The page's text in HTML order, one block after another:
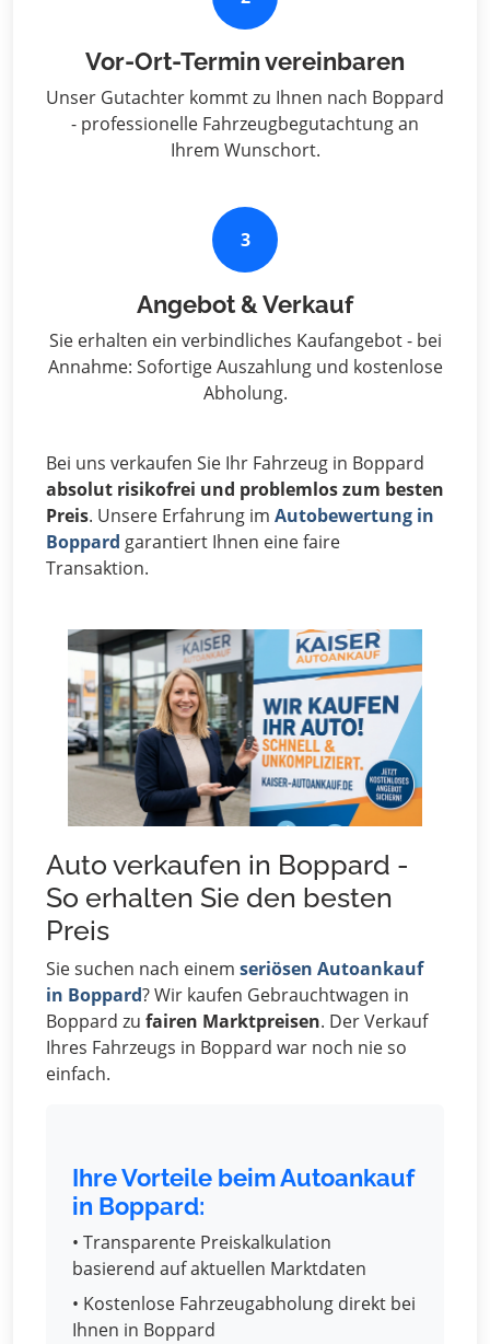
Vor-Ort-Termin vereinbaren
Unser Gutachter kommt zu Ihnen nach Boppard
- professionelle Fahrzeugbegutachtung an
Ihrem Wunschort.
3
Angebot & Verkauf
Sie erhalten ein verbindliches Kaufangebot - bei
Annahme: Sofortige Auszahlung und kostenlose
Abholung.
Bei uns verkaufen Sie Ihr Fahrzeug in Boppard
absolut risikofrei und problemlos zum besten
Preis. Unsere Erfahrung im Autobewertung in
Boppard garantiert Ihnen eine faire
Transaktion.
Auto verkaufen in Boppard -
So erhalten Sie den besten
Preis
Sie suchen nach einem seriösen Autoankauf
in Boppard? Wir kaufen Gebrauchtwagen in
Boppard zu fairen Marktpreisen. Der Verkauf
Ihres Fahrzeugs in Boppard war noch nie so
einfach.
Ihre Vorteile beim Autoankauf
in Boppard:
• Transparente Preiskalkulation
basierend auf aktuellen Marktdaten
• Kostenlose Fahrzeugabholung direkt bei
Ihnen in Boppard